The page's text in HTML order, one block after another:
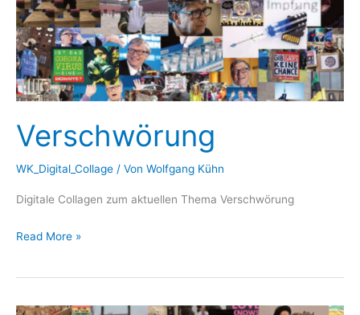
Verschwörung
WK_Digital_Collage / Von Wolfgang Kühn
Digitale Collagen zum aktuellen Thema Verschwörung
Verschwörung
Read More »